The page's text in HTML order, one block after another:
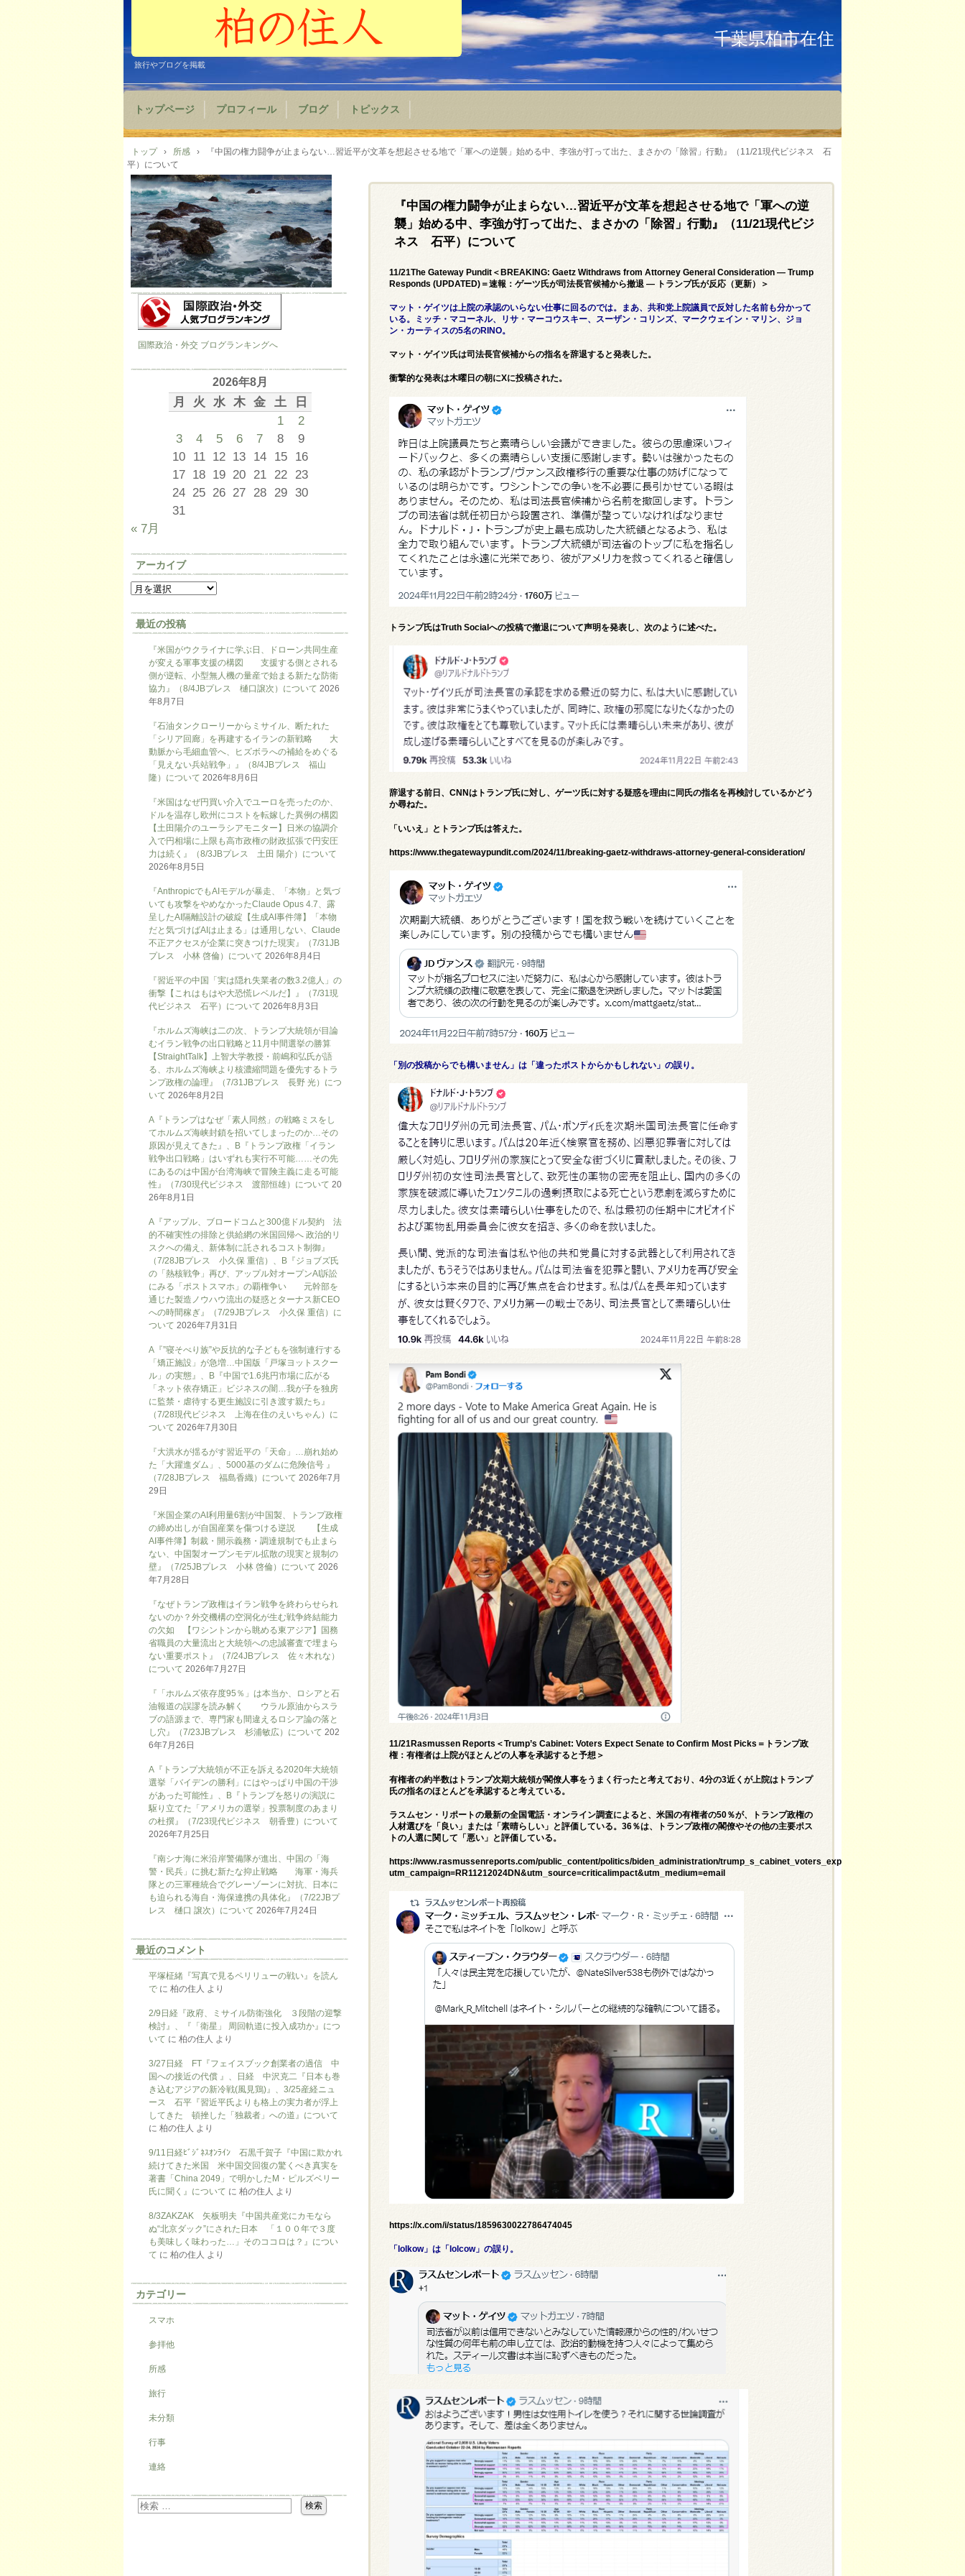
旅行やブログを掲載
千葉県柏市在住
トップページ プロフィール ブログ トピックス
トップ › 所感 ›
『中国の権力闘争が止まらない…習近平が文革を想起させる地で「軍への逆襲」始める中、李強が打って出た、まさかの「除習」行動』（11/21現代ビジネス 石
平）について
『中国の権力闘争が止まらない…習近平が文革を想起させる地で「軍への逆
襲」始める中、李強が打って出た、まさかの「除習」行動』（11/21現代ビジ
ネス 石平）について
11/21The Gateway Pundit＜BREAKING: Gaetz Withdraws from Attorney General Consideration — Trump
Responds (UPDATED)＝速報：ゲーツ氏が司法長官候補から撤退 — トランプ氏が反応（更新）＞
マット・ゲイツは上院の承認のいらない仕事に回るのでは。まあ、共和党上院議員で反対した名前も分かって
いる。ミッチ・マコーネル、リサ・マーコウスキー、スーザン・コリンズ、マークウェイン・マリン、ジョ
ン・カーティスの5名のRINO。
マット・ゲイツ氏は司法長官候補からの指名を辞退すると発表した。
衝撃的な発表は木曜日の朝にXに投稿された。
トランプ氏はTruth Socialへの投稿で撤退について声明を発表し、次のように述べた。
辞退する前日、CNNはトランプ氏に対し、ゲーツ氏に対する疑惑を理由に同氏の指名を再検討しているかどう
か尋ねた。
「いいえ」とトランプ氏は答えた。
https://www.thegatewaypundit.com/2024/11/breaking-gaetz-withdraws-attorney-general-consideration/
「別の投稿からでも構いません」は「違ったポストからかもしれない」の誤り。
11/21Rasmussen Reports＜Trump’s Cabinet: Voters Expect Senate to Confirm Most Picks＝トランプ政
権：有権者は上院がほとんどの人事を承認すると予想＞
有権者の約半数はトランプ次期大統領が閣僚人事をうまく行ったと考えており、4分の3近くが上院はトランプ
氏の指名のほとんどを承認すると考えている。
ラスムセン・リポートの最新の全国電話・オンライン調査によると、米国の有権者の50％が、トランプ政権の
人材選びを「良い」または「素晴らしい」と評価している。36％は、トランプ政権の閣僚やその他の主要ポス
トの人選に関して「悪い」と評価している。
https://www.rasmussenreports.com/public_content/politics/biden_administration/
utm_campaign=RR11212024DN&utm_source=criticalimpact&utm_medium=email
https://x.com/i/status/1859630022786474045
「lolkow」は「lolcow」の誤り。
国際政治・外交 ブログランキングへ
2026年8月
月 火 水 木 金 土
日
1
2
3
4 5 6 7 8
9
10 11 12 13 14 15
16
17 18 19 20 21 22
23
24 25 26 27 28 29 30
31
« 7月
アーカイブ
最近の投稿
『米国がウクライナに学ぶ日、ドローン共同生産
が変える軍事支援の構図 支援する側とされる
側が逆転、小型無人機の量産で始まる新たな防衛
協力』（8/4JBプレス 樋口譲次）について 2026
年8月7日
『石油タンクローリーからミサイル、断たれた
「シリア回廊」を再建するイランの新戦略 大
動脈から毛細血管へ、ヒズボラへの補給をめぐる
「見えない兵站戦争」』（8/4JBプレス 福山
隆）について 2026年8月6日
『米国はなぜ円買い介入でユーロを売ったのか、
ドルを温存し欧州にコストを転嫁した異例の構図
【土田陽介のユーラシアモニター】日米の協調介
入で円相場に上限も高市政権の財政拡張で円安圧
力は続く』（8/3JBプレス 土田 陽介）について
2026年8月5日
『AnthropicでもAIモデルが暴走、「本物」と気づ
いても攻撃をやめなかったClaude Opus 4.7、露
呈したAI隔離設計の破綻【生成AI事件簿】「本物
だと気づけばAIは止まる」は通用しない、Claude
不正アクセスが企業に突きつけた現実』（7/31JB
プレス 小林 啓倫）について 2026年8月4日
『習近平の中国「実は隠れ失業者の数3.2億人」の
衝撃【これはもはや大恐慌レベルだ】』（7/31現
代ビジネス 石平）について 2026年8月3日
『ホルムズ海峡は二の次、トランプ大統領が目論
むイラン戦争の出口戦略と11月中間選挙の勝算
【StraightTalk】上智大学教授・前嶋和弘氏が語
る、ホルムズ海峡より核濃縮問題を優先するトラ
ンプ政権の論理』（7/31JBプレス 長野 光）につ
いて 2026年8月2日
A『トランプはなぜ「素人同然」の戦略ミスをし
てホルムズ海峡封鎖を招いてしまったのか…その
原因が見えてきた』、B『トランプ政権「イラン
戦争出口戦略」はいずれも実行不可能……その先
にあるのは中国が台湾海峡で冒険主義に走る可能
性』（7/30現代ビジネス 渡部恒雄）について 20
26年8月1日
A『アップル、ブロードコムと300億ドル契約 法
的不確実性の排除と供給網の米国回帰へ 政治的リ
スクへの備え、新体制に託されるコスト制御』
（7/28JBプレス 小久保 重信）、B『ジョブズ氏
の「熱核戦争」再び、アップル対オープンAI訴訟
にみる「ポストスマホ」の覇権争い 元幹部を
通じた製造ノウハウ流出の疑惑とターナス新CEO
への時間稼ぎ』（7/29JBプレス 小久保 重信）に
ついて 2026年7月31日
A『”寝そべり族”や反抗的な子どもを強制連行する
「矯正施設」が急増…中国版「戸塚ヨットスクー
ル」の実態』、B『中国で1.6兆円市場に広がる
「ネット依存矯正」ビジネスの闇…我が子を独房
に監禁・虐待する更生施設に引き渡す親たち』
（7/28現代ビジネス 上海在住のえいちゃん）に
ついて 2026年7月30日
『大洪水が揺るがす習近平の「天命」…崩れ始め
た「大躍進ダム」、5000基のダムに危険信号 』
（7/28JBプレス 福島香織）について 2026年7月
29日
『米国企業のAI利用量6割が中国製、トランプ政権
の締め出しが自国産業を傷つける逆説 【生成
AI事件簿】制裁・開示義務・調達規制でも止まら
ない、中国製オープンモデル拡散の現実と規制の
壁』（7/25JBプレス 小林 啓倫）について 2026
年7月28日
『なぜトランプ政権はイラン戦争を終わらせられ
ないのか？外交機構の空洞化が生む戦争終結能力
の欠如 【ワシントンから眺める東アジア】国務
省職員の大量流出と大統領への忠誠審査で埋まら
ない重要ポスト』（7/24JBプレス 佐々木れな）
について 2026年7月27日
『「ホルムズ依存度95％」は本当か、ロシアと石
油報道の誤謬を読み解く ウラル原油からスラ
ブの語源まで、専門家も間違えるロシア論の落と
し穴』（7/23JBプレス 杉浦敏広）について 202
6年7月26日
A『トランプ大統領が不正を訴える2020年大統領
選挙「バイデンの勝利」にはやっぱり中国の干渉
があった可能性』、B『トランプを怒りの演説に
駆り立てた「アメリカの選挙」投票制度のあまり
の杜撰』（7/23現代ビジネス 朝香豊）について
2026年7月25日
『南シナ海に米沿岸警備隊が進出、中国の「海
警・民兵」に挑む新たな抑止戦略 海軍・海兵
隊との三軍種統合でグレーゾーンに対抗、日本に
も迫られる海自・海保連携の具体化』（7/22JBプ
レス 樋口 譲次）について 2026年7月24日
最近のコメント
平塚柾緒『写真で見るペリリューの戦い』を読ん
で に 柏の住人 より
2/9日経『政府、ミサイル防衛強化 ３段階の迎撃
検討』、『「衛星」 周回軌道に投入成功か』につ
いて に 柏の住人 より
3/27日経 FT『フェイスブック創業者の過信 中
国への接近の代償 』、日経 中沢克二『日本も巻
き込むアジアの新冷戦(風見鶏)』、3/25産経ニュ
ース 石平『習近平氏よりも格上の実力者が浮上
してきた 頓挫した「独裁者」への道』について
に 柏の住人 より
9/11日経ﾋﾞｼﾞﾈｽｵﾝﾗｲﾝ 石黒千賀子『中国に欺かれ
続けてきた米国 米中国交回復の驚くべき真実を
著書「China 2049」で明かしたM・ピルズベリー
氏に聞く』について に 柏の住人 より
8/3ZAKZAK 矢板明夫『中国共産党にカモなら
ぬ“北京ダック”にされた日本 「１００年で３度
も美味しく味わった…」そのココロは？』につい
て に 柏の住人 より
カテゴリー
スマホ
参拝他
所感
旅行
未分類
行事
連絡